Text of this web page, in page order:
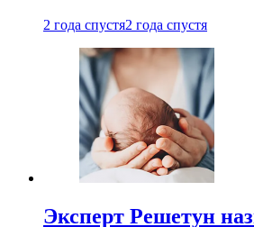
2 года спустя2 года спустя
Эксперт Решетун